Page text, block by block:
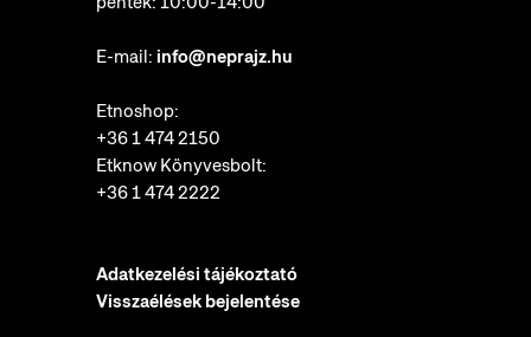
E-mail: info@neprajz.hu
Etnoshop:
+36 1 474 2150
Etknow Könyvesbolt:
+36 1 474 2222
Adatkezelési tájékoztató
Visszaélések bejelentése